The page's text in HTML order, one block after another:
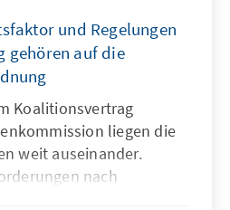
und Regelungen
gehören auf die
Koalitionsvertrag
liegen die
weit auseinander.
nach